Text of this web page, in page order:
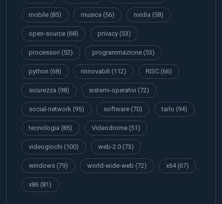
mobile (85) musica (56) nvidia (58)
open-source (68) privacy (53)
processori (52) programmazione (53)
python (68) rinnovabili (112) RISC (66)
sicurezza (98) sistemi-operativi (72)
social-network (95) software (70) tarlo (94)
tecnologia (85) Videodrome (51)
videogiochi (100) web-2.0 (73)
windows (79) world-wide-web (72) x64(67)
x86 (81)